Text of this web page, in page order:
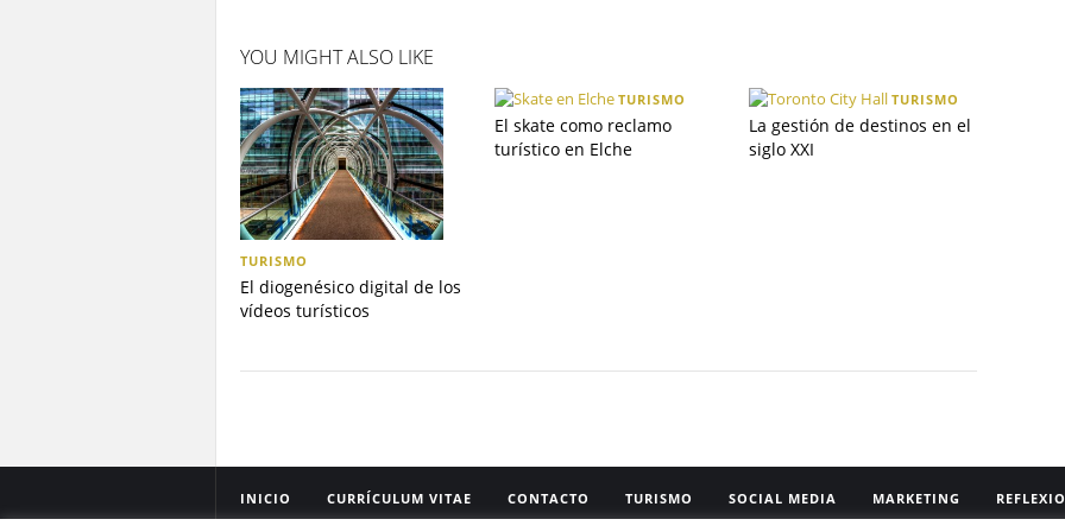
YOU MIGHT ALSO LIKE
TURISMO
El diogenésico digital de los
vídeos turísticos
TURISMO
El skate como reclamo
turístico en Elche
TURISMO
La gestión de destinos en el
siglo XXI
INICIO CURRÍCULUM VITAE CONTACTO TURISMO SOCIAL MEDIA MARKETING